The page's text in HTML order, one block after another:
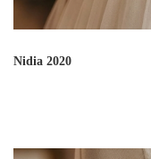
Nidia 2020